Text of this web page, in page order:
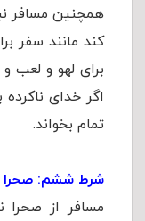
همچنین مسافر
کند مانند سفر
برای لهو و لعب
اگر خدای ناکرده
تمام بخواند.
شرط ششم: صحرا
مسافر از صحرا